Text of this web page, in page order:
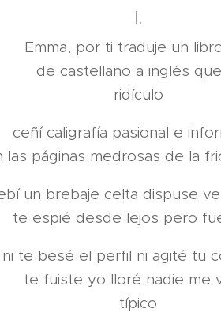
I.
Emma, por ti traduje un
de castellano a inglés
ridículo
ceñí caligrafía pasional e
las páginas medrosas de la
un brebaje celta dispuse
te espié desde lejos pero
ni te besé el perfil ni agité tu
te fuiste yo lloré nadie me
típico